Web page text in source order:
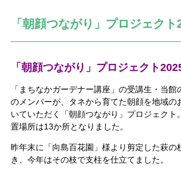
「朝顔つながり」プロジェク
「朝顔つながり」プロジェクト
「まちなかガーデナー講座」の受講生・当
のメンバーが、タネから育てた朝顔を地域の
いていただく「朝顔つながり」プロジェクト
置場所は13か所となりました。
昨年末に「向島百花園」様より剪定した萩の
き、今年はその枝で支柱を仕立てました。